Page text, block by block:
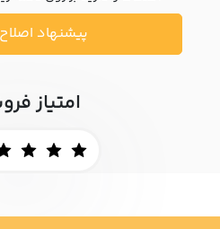
پیشنهاد
امتیاز